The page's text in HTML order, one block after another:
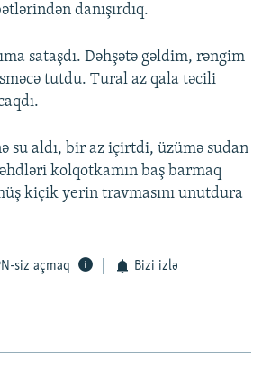
danışırdıq.
sataşdı. Dəhşətə gəldim, rəngim
tutdu. Tural az qala təcili
su aldı, bir az içirtdi, üzümə sudan
kolqotkamın baş barmaq
kiçik yerin travmasını unutdura
siz açmaq Bizi izlə